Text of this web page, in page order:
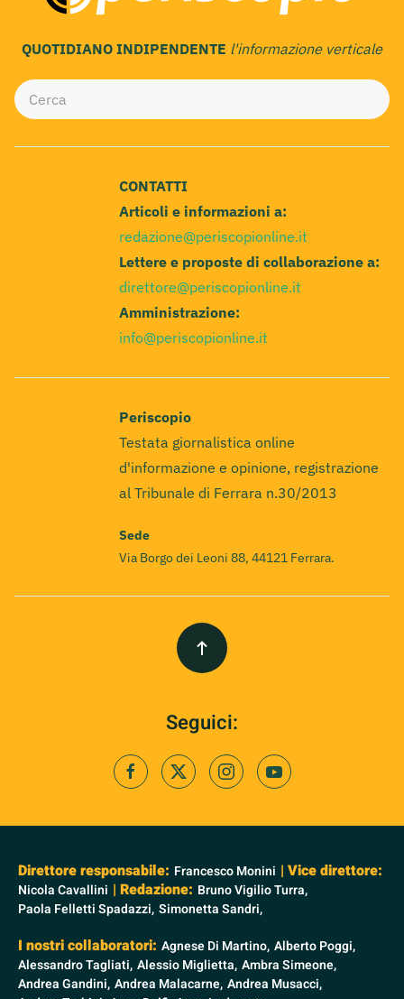
QUOTIDIANO INDIPENDENTE l'informazione verticale
CONTATTI
Articoli e informazioni a:
redazione@periscopionline.it
Lettere e proposte di collaborazione a:
direttore@periscopionline.it
Amministrazione:
info@periscopionline.it
Periscopio
Testata giornalistica online
d'informazione e opinione, registrazione
al Tribunale di Ferrara n.30/2013
Sede
Via Borgo dei Leoni 88, 44121 Ferrara.
Seguici:
Direttore responsabile: Francesco Monini | Vice direttore:
Nicola Cavallini | Redazione: Bruno Vigilio Turra,
Paola Felletti Spadazzi, Simonetta Sandri,
I nostri collaboratori: Agnese Di Martino, Alberto Poggi,
Alessandro Tagliati, Alessio Miglietta, Ambra Simeone,
Andrea Gandini, Andrea Malacarne, Andrea Musacci,